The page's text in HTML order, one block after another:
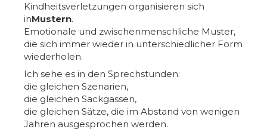
Kindheitsverletzungen organisieren sich
inMustern.
Emotionale und zwischenmenschliche Muster,
die sich immer wieder in unterschiedlicher Form
wiederholen.
Ich sehe es in den Sprechstunden:
die gleichen Szenarien,
die gleichen Sackgassen,
die gleichen Sätze, die im Abstand von wenigen
Jahren ausgesprochen werden.